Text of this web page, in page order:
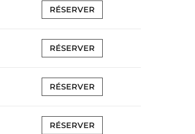
RÉSERVER
RÉSERVER
RÉSERVER
RÉSERVER